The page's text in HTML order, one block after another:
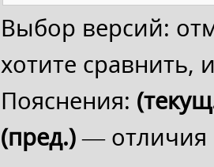
Выбор версий:
хотите
Пояснения:
(пред.)— отличия